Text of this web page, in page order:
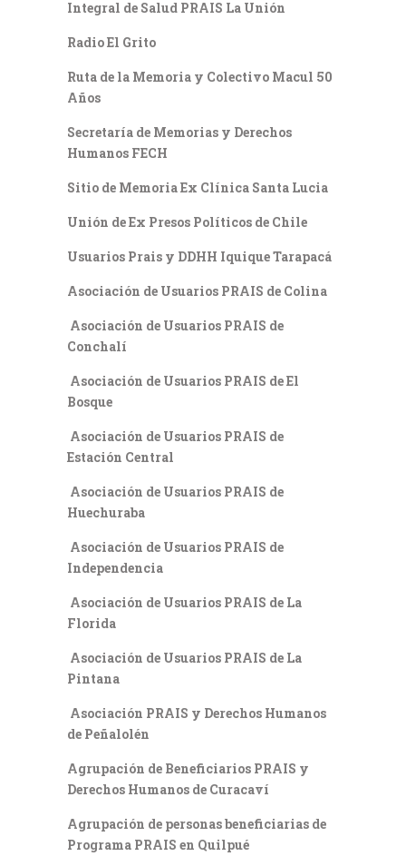
Integral de Salud PRAIS La Unión
Radio El Grito
Ruta de la Memoria y Colectivo Macul 50
Años
Secretaría de Memorias y Derechos
Humanos FECH
Sitio de Memoria Ex Clínica Santa Lucia
Unión de Ex Presos Políticos de Chile
Usuarios Prais y DDHH Iquique Tarapacá
Asociación de Usuarios PRAIS de Colina
Asociación de Usuarios PRAIS de
Conchalí
Asociación de Usuarios PRAIS de El
Bosque
Asociación de Usuarios PRAIS de
Estación Central
Asociación de Usuarios PRAIS de
Huechuraba
Asociación de Usuarios PRAIS de
Independencia
Asociación de Usuarios PRAIS de La
Florida
Asociación de Usuarios PRAIS de La
Pintana
Asociación PRAIS y Derechos Humanos
de Peñalolén
Agrupación de Beneficiarios PRAIS y
Derechos Humanos de Curacaví
Agrupación de personas beneficiarias de
Programa PRAIS en Quilpué